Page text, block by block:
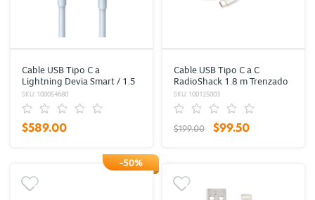
Cable USB Tipo C a
Lightning Devia Smart / 1.5
m / Blanco
SKU: 100054680
$589.00
Cable USB Tipo C a C
RadioShack 1.8 m Trenzado
Blanco
SKU: 100125003
$199.00 $99.50
-50%